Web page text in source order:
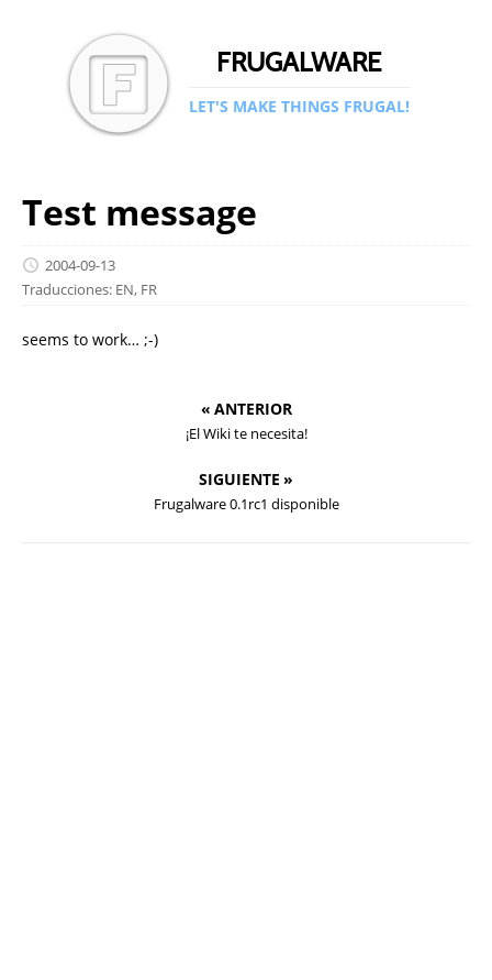
FRUGALWARE
LET'S MAKE THINGS FRUGAL!
Test message
2004-09-13
Traducciones: EN, FR
seems to work… ;-)
« ANTERIOR
¡El Wiki te necesita!
SIGUIENTE »
Frugalware 0.1rc1 disponible